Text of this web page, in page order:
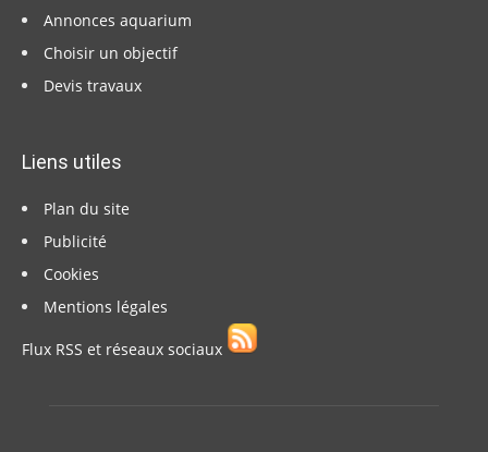
Annonces aquarium
Choisir un objectif
Devis travaux
Liens utiles
Plan du site
Publicité
Cookies
Mentions légales
Flux RSS et réseaux sociaux